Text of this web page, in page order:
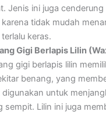
Jenis ini juga
tidak mudah
keras.
Gigi Berlapis Lilin
gigi berlapis lilin
benang, yang
digunakan untuk
sempit. Lilin ini juga